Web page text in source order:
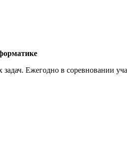
Ежегодно в соревновании